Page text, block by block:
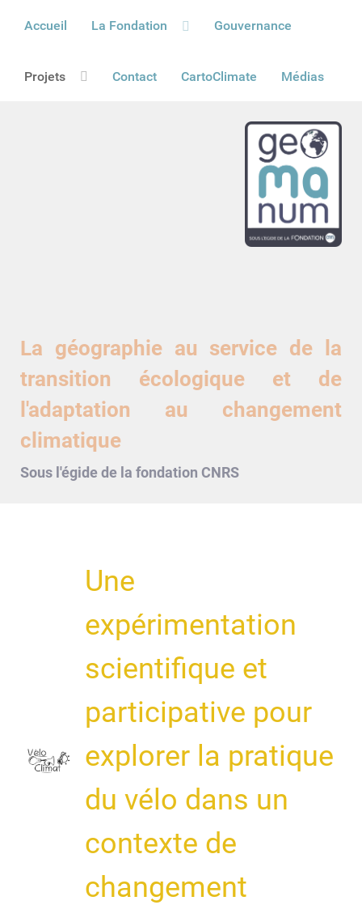
Accueil La Fondation Gouvernance
Projets Contact CartoClimate Médias
La géographie au service de la
transition écologique et de
l'adaptation au changement
climatique
Sous l'égide de la fondation CNRS
Une
expérimentation
scientifique et
participative pour
explorer la pratique
du vélo dans un
contexte de
changement